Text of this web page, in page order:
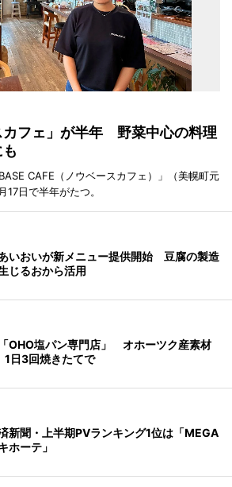
カフェ」が半年 野菜中心の料理
CAFE（ノウベースカフェ）」（美幌町元
日で半年がたつ。
いおいが新メニュー提供開始 豆腐の製造
じるおから活用
OHO塩パン専門店」 オホーツク産素材
1日3回焼きたてで
新聞・上半期PVランキング1位は「MEGA
ホーテ」